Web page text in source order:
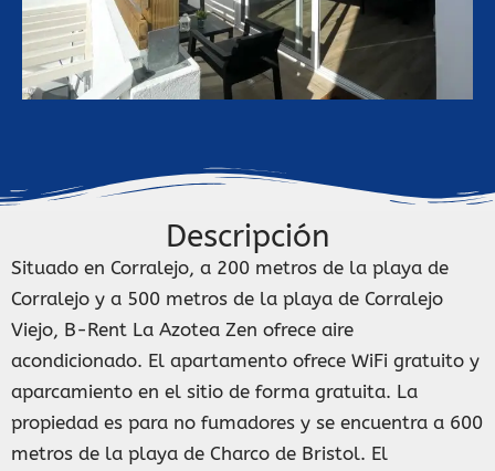
Descripción
Situado en Corralejo, a 200 metros de la playa de
Corralejo y a 500 metros de la playa de Corralejo
Viejo, B-Rent La Azotea Zen ofrece aire
acondicionado. El apartamento ofrece WiFi gratuito y
aparcamiento en el sitio de forma gratuita. La
propiedad es para no fumadores y se encuentra a 600
metros de la playa de Charco de Bristol. El